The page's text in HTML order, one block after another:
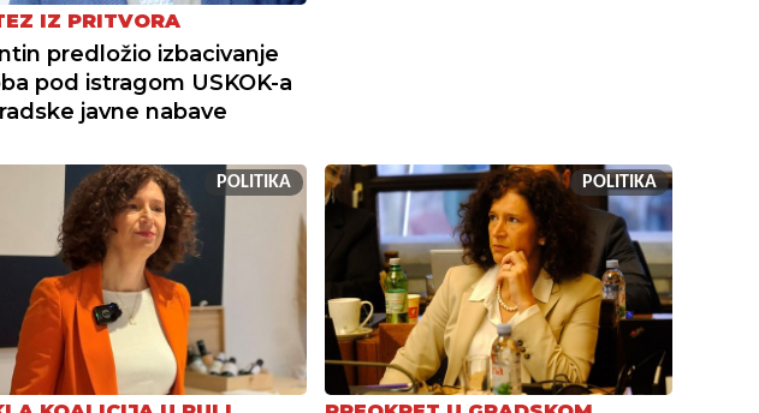
IZ PRITVORA
predložio izbacivanje
pod istragom USKOK-a
javne nabave
POLITIKA POLITIKA